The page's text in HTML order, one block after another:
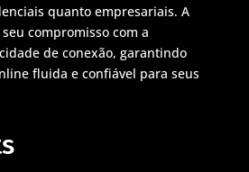
quanto empresariais. A
compromisso com a
de conexão, garantindo
fluida e confiável para seus